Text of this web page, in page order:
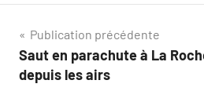
Navigation
de
Publication précédente
Saut en parachute à La
depuis les airs